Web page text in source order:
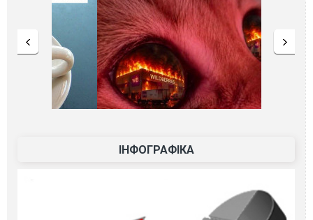
ІНФОГРАФІКА